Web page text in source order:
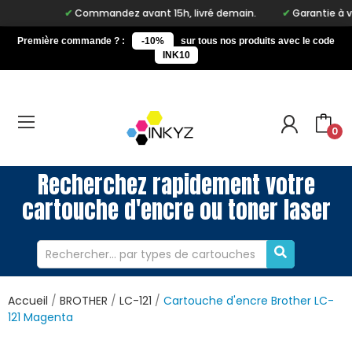
Commandez avant 15h, livré demain. Garantie à vie
Première commande ? : -10%
sur tous nos produits avec le code
INK10
0
Recherchez rapidement votre
cartouche d'encre ou toner laser
Accueil BROTHER LC-121
Cartouche d'encre Brother LC-
121 Magenta